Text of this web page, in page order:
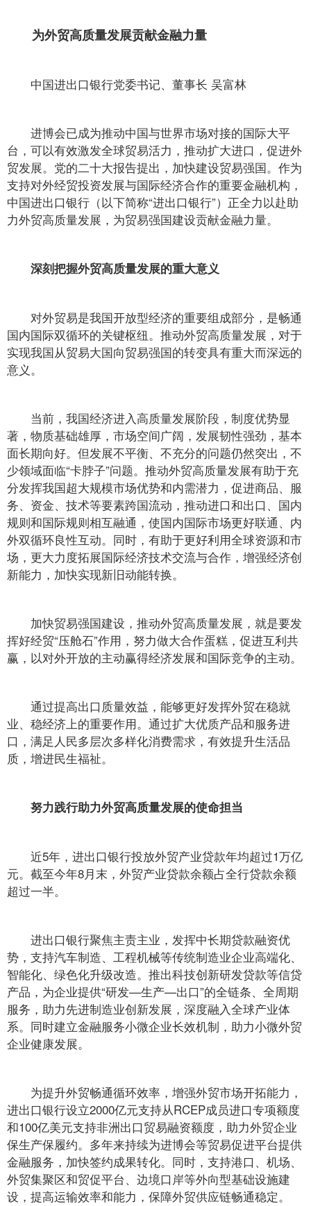
为外贸高质量发展贡献金融力量
中国进出口银行党委书记、董事长 吴富林
进博会已成为推动中国与世界市场对接的国际大平
台，可以有效激发全球贸易活力，推动扩大进口，促进外
贸发展。党的二十大报告提出，加快建设贸易强国。作为
支持对外经贸投资发展与国际经济合作的重要金融机构，
中国进出口银行（以下简称“进出口银行”）正全力以赴助
力外贸高质量发展，为贸易强国建设贡献金融力量。
深刻把握外贸高质量发展的重大意义
对外贸易是我国开放型经济的重要组成部分，是畅通
国内国际双循环的关键枢纽。推动外贸高质量发展，对于
实现我国从贸易大国向贸易强国的转变具有重大而深远的
意义。
当前，我国经济进入高质量发展阶段，制度优势显
著，物质基础雄厚，市场空间广阔，发展韧性强劲，基本
面长期向好。但发展不平衡、不充分的问题仍然突出，不
少领域面临“卡脖子”问题。推动外贸高质量发展有助于充
分发挥我国超大规模市场优势和内需潜力，促进商品、服
务、资金、技术等要素跨国流动，推动进口和出口、国内
规则和国际规则相互融通，使国内国际市场更好联通、内
外双循环良性互动。同时，有助于更好利用全球资源和市
场，更大力度拓展国际经济技术交流与合作，增强经济创
新能力，加快实现新旧动能转换。
加快贸易强国建设，推动外贸高质量发展，就是要发
挥好经贸“压舱石”作用，努力做大合作蛋糕，促进互利共
赢，以对外开放的主动赢得经济发展和国际竞争的主动。
通过提高出口质量效益，能够更好发挥外贸在稳就
业、稳经济上的重要作用。通过扩大优质产品和服务进
口，满足人民多层次多样化消费需求，有效提升生活品
质，增进民生福祉。
努力践行助力外贸高质量发展的使命担当
近5年，进出口银行投放外贸产业贷款年均超过1万亿
元。截至今年8月末，外贸产业贷款余额占全行贷款余额
超过一半。
进出口银行聚焦主责主业，发挥中长期贷款融资优
势，支持汽车制造、工程机械等传统制造业企业高端化、
智能化、绿色化升级改造。推出科技创新研发贷款等信贷
产品，为企业提供“研发—生产—出口”的全链条、全周期
服务，助力先进制造业创新发展，深度融入全球产业体
系。同时建立金融服务小微企业长效机制，助力小微外贸
企业健康发展。
为提升外贸畅通循环效率，增强外贸市场开拓能力，
进出口银行设立2000亿元支持从RCEP成员进口专项额度
和100亿美元支持非洲出口贸易融资额度，助力外贸企业
保生产保履约。多年来持续为进博会等贸易促进平台提供
金融服务，加快签约成果转化。同时，支持港口、机场、
外贸集聚区和贸促平台、边境口岸等外向型基础设施建
设，提高运输效率和能力，保障外贸供应链畅通稳定。